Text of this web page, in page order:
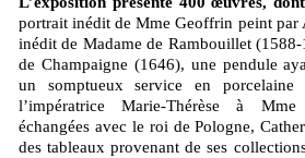
portrait inédit de Mme Geoffrin peint
inédit de Madame de Rambouillet
de Champaigne (1646), une pendule
un somptueux service en
l’impératrice Marie-Thérèse à
échangées avec le roi de Pologne,
des tableaux provenant de ses